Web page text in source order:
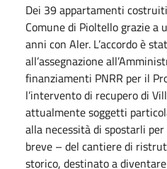
Dei 39 appartamenti
Comune di Pioltello grazie a
anni con Aler. L’accordo è
all’assegnazione
finanziamenti PNRR per il
l’intervento di recupero di
attualmente soggetti
alla necessità di spostarli
breve – del cantiere di
storico, destinato a